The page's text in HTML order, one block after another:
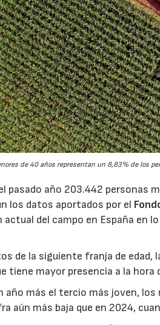
de 40 años representan un 8,83% de los
pasado año 203.442 personas
los datos aportados por el
del campo en España en
de la siguiente franja de edad,
tiene mayor presencia a la
año más el tercio más joven,
aún más baja que en 2024,